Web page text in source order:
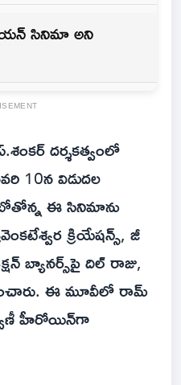
సినిమా అని
దర్శకత్వంలో
10న విడుదల
ఈ సినిమాను
క్రియేషన్స్, జీ
బ్యానర్స్‌పై దిల్ రాజు,
ఈ మూవీలో రామ్
హీరోయిన్‌గా